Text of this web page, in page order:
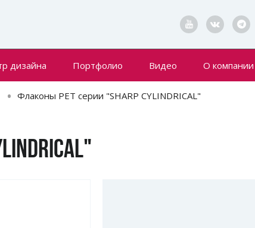
дизайна Портфолио Видео О компании
Флаконы PET серии "SHARP CYLINDRICAL"